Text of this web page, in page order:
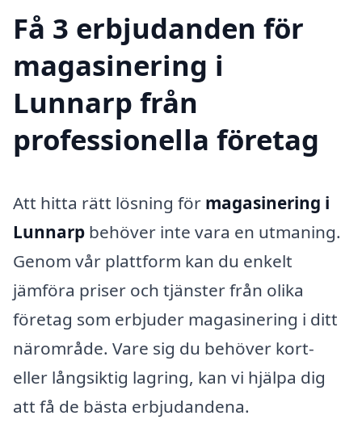
Få 3 erbjudanden för
magasinering i
Lunnarp från
professionella företag
Att hitta rätt lösning för magasinering i
Lunnarp behöver inte vara en utmaning.
Genom vår plattform kan du enkelt
jämföra priser och tjänster från olika
företag som erbjuder magasinering i ditt
närområde. Vare sig du behöver kort-
eller långsiktig lagring, kan vi hjälpa dig
att få de bästa erbjudandena.